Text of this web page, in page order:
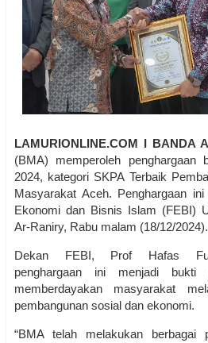
LAMURIONLINE.COM I BANDA
(BMA) memperoleh penghargaan
2024, kategori SKPA Terbaik
Masyarakat Aceh. Penghargaan
Ekonomi dan Bisnis Islam (FEBI)
Ar-Raniry, Rabu malam (18/12/2024).
Dekan FEBI, Prof Hafas
penghargaan ini menjadi bukti
memberdayakan masyarakat
pembangunan sosial dan ekonomi.
“BMA telah melakukan berbagai